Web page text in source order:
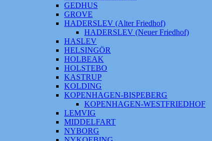
GEDHUS
GROVE
HADERSLEV (Alter Friedhof)
HADERSLEV (Neuer Friedhof)
HASLEV
HELSINGÖR
HOLBEAK
HOLSTEBO
KASTRUP
KOLDING
KOPENHAGEN-BISPEBERG
KOPENHAGEN-WESTFRIEDHOF
LEMVIG
MIDDELFART
NYBORG